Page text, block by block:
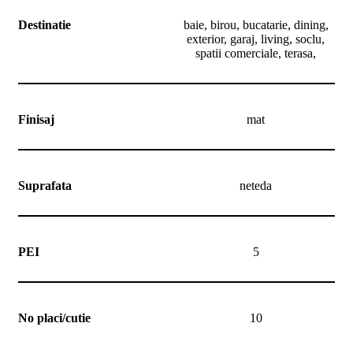
Destinatie
baie, birou, bucatarie, dining,
exterior, garaj, living, soclu,
spatii comerciale, terasa,
Finisaj mat
Suprafata neteda
PEI 5
No placi/cutie 10